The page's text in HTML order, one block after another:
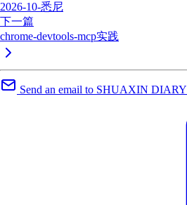
2026-10-悉尼
下一篇
chrome-devtools-mcp实践
Send an email to SHUAXIN DIARY